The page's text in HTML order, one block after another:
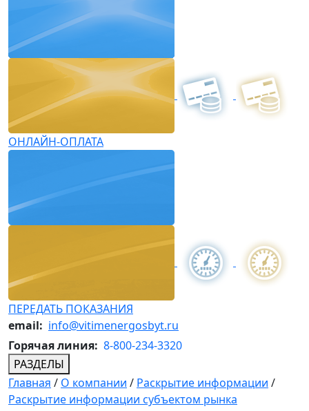
ОНЛАЙН-ОПЛАТА
ПЕРЕДАТЬ ПОКАЗАНИЯ
email: info@vitimenergosbyt.ru
Горячая линия: 8-800-234-3320
РАЗДЕЛЫ
Главная / О компании / Раскрытие информации /
Раскрытие информации субъектом рынка